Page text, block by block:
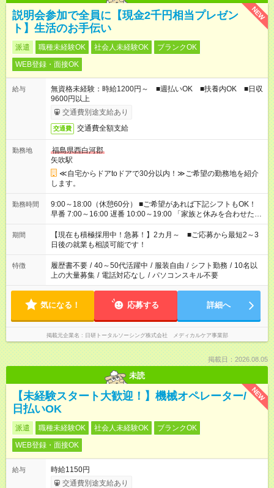
NEW
説明会参加で全員に【現金2千円相当プレゼン
ト】生活のお手伝い
派遣 職種未経験OK 社会人未経験OK
ブランクOK
WEB登録・面接OK
給与
無資格未経験：時給1200円～ ■週払いOK ■扶養内OK ■日収
9600円以上
交通費別途支給あり
交通費 交通費全額支給
勤務地
福島県西白河郡
矢吹駅
≪自宅からドアtoドアで30分以内！≫ご希望の勤務地を紹介
します。
勤務時間
9:00～18:00（休憩60分） ■ご希望があれば下記シフトもOK！
早番 7:00～16:00 遅番 10:00～19:00 「家族と休みを合わせた
い」 「余裕を持って夕飯の準備がしたい」 「できれば残業はし
たくない」 など、ご希望を教えてくださいね。 ※Wワーク希望
の方へ 今ご覧のお仕事で希望する勤務時間と、もう1つのお仕事
の勤務時間。 合計で週40時間を超える場合は応募できません。
期間
【現在も積極採用中！急募！】2カ月～ ■ご応募から最短2～3
日後の就業も相談可能です！
特徴 履歴書不要 / 40～50代活躍中 / 服装自由 / シフト勤務 / 10名以
上の大量募集 / 電話対応なし / パソコンスキル不要
気になる！ 応募する 詳細へ
掲載元企業名 日研トータルソーシング株式会社 メディカルケア事業部
掲載日：2026.08.05
未読
NEW
【未経験スタート大歓迎！】機械オペレーター/
日払いOK
派遣 職種未経験OK 社会人未経験OK
ブランクOK
WEB登録・面接OK
給与
時給1150円
交通費別途支給あり